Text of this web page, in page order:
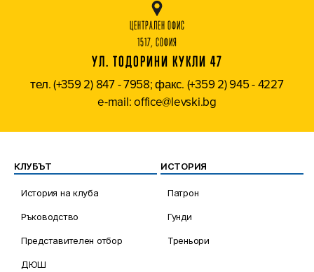
ЦЕНТРАЛЕН ОФИС
1517, СОФИЯ
УЛ. ТОДОРИНИ КУКЛИ 47
тел. (+359 2) 847 - 7958; факс. (+359 2) 945 - 4227
e-mail: office@levski.bg
КЛУБЪТ
История на клуба
Ръководство
Представителен отбор
ДЮШ
ИСТОРИЯ
Патрон
Гунди
Треньори